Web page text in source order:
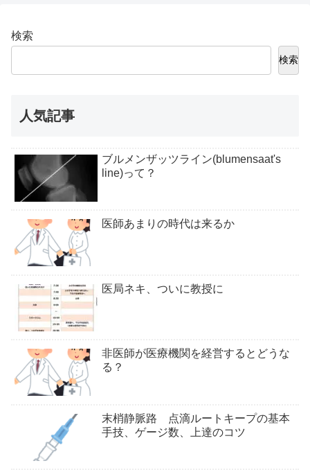
検索
検索
人気記事
ブルメンザッツライン(blumensaat's
line)って？
医師あまりの時代は来るか
医局ネキ、ついに教授に
非医師が医療機関を経営するとどうな
る？
末梢静脈路 点滴ルートキープの基本
手技、ゲージ数、上達のコツ